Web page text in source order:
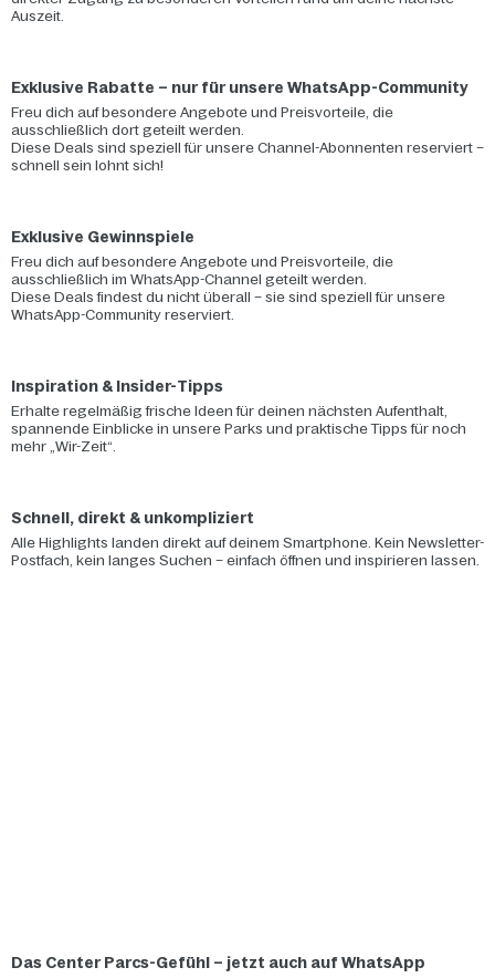
Auszeit.
Exklusive Rabatte – nur für unsere WhatsApp-Community
Freu dich auf besondere Angebote und Preisvorteile, die
ausschließlich dort geteilt werden.
Diese Deals sind speziell für unsere Channel-Abonnenten reserviert –
schnell sein lohnt sich!
Exklusive Gewinnspiele
Freu dich auf besondere Angebote und Preisvorteile, die
ausschließlich im WhatsApp-Channel geteilt werden.
Diese Deals findest du nicht überall – sie sind speziell für unsere
WhatsApp-Community reserviert.
Inspiration & Insider-Tipps
Erhalte regelmäßig frische Ideen für deinen nächsten Aufenthalt,
spannende Einblicke in unsere Parks und praktische Tipps für noch
mehr „Wir-Zeit“.
Schnell, direkt & unkompliziert
Alle Highlights landen direkt auf deinem Smartphone. Kein Newsletter-
Postfach, kein langes Suchen – einfach öffnen und inspirieren lassen.
Das Center Parcs-Gefühl – jetzt auch auf WhatsApp